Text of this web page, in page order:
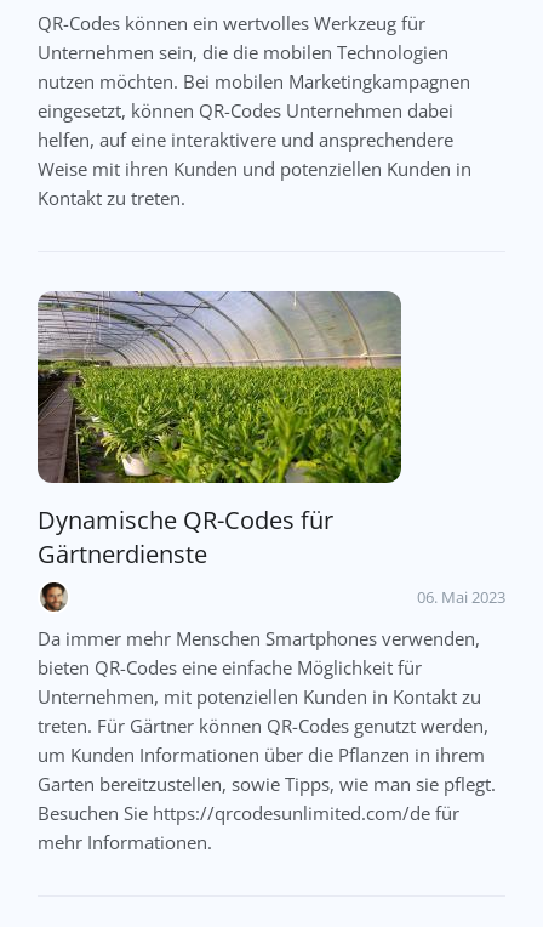
QR-Codes können ein wertvolles Werkzeug für
Unternehmen sein, die die mobilen Technologien
nutzen möchten. Bei mobilen Marketingkampagnen
eingesetzt, können QR-Codes Unternehmen dabei
helfen, auf eine interaktivere und ansprechendere
Weise mit ihren Kunden und potenziellen Kunden in
Kontakt zu treten.
Dynamische QR-Codes für
Gärtnerdienste
06. Mai 2023
Da immer mehr Menschen Smartphones verwenden,
bieten QR-Codes eine einfache Möglichkeit für
Unternehmen, mit potenziellen Kunden in Kontakt zu
treten. Für Gärtner können QR-Codes genutzt werden,
um Kunden Informationen über die Pflanzen in ihrem
Garten bereitzustellen, sowie Tipps, wie man sie pflegt.
Besuchen Sie https://qrcodesunlimited.com/de für
mehr Informationen.